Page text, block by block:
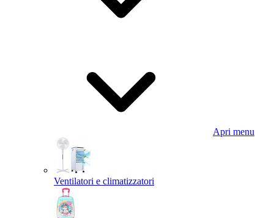
Apri menu
Ventilatori e climatizzatori